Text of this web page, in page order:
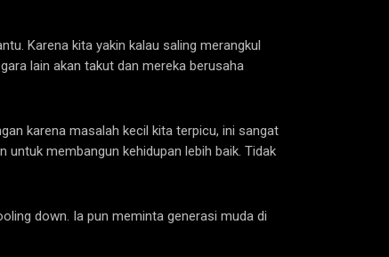
Karena kita yakin kalau saling merangkul
lain akan takut dan mereka berusaha
karena masalah kecil kita terpicu, ini sangat
untuk membangun kehidupan lebih baik. Tidak
down. Ia pun meminta generasi muda di